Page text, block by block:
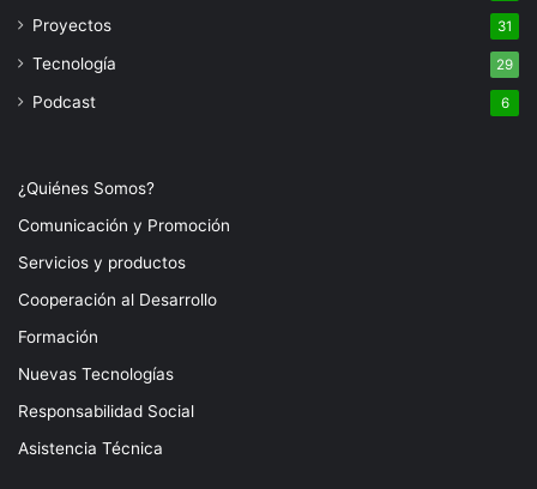
Proyectos 31
Tecnología 29
Podcast 6
¿Quiénes Somos?
Comunicación y Promoción
Servicios y productos
Cooperación al Desarrollo
Formación
Nuevas Tecnologías
Responsabilidad Social
Asistencia Técnica